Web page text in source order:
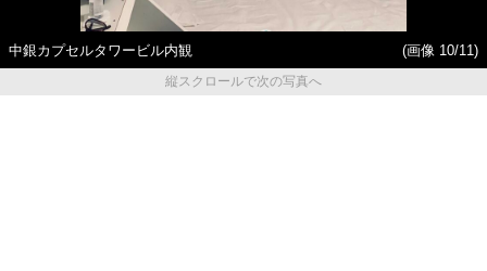
中銀カプセルタワービル内観
(画像 10/11)
縦スクロールで次の写真へ